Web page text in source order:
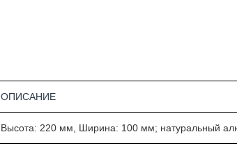
ОПИСАНИЕ
Высота: 220 мм, Ширина: 100 мм; натуральный